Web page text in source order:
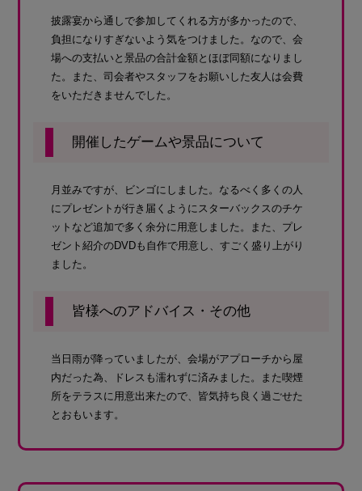
披露宴から通しで参加してくれる方が多かったので、
負担になりすぎないよう気をつけました。なので、会
場への支払いと景品の合計金額とほぼ同額になりまし
た。また、司会者やスタッフをお願いした友人は会費
をいただきませんでした。
開催したゲームや景品について
月並みですが、ビンゴにしました。なるべく多くの人
にプレゼントが行き届くようにスターバックスのチケ
ットなど追加で多く余分に用意しました。また、プレ
ゼント紹介のDVDも自作で用意し、すごく盛り上がり
ました。
皆様へのアドバイス・その他
当日雨が降っていましたが、会場がアプローチから屋
内だった為、ドレスも濡れずに済みました。また喫煙
所をテラスに用意出来たので、皆気持ち良く過ごせた
とおもいます。